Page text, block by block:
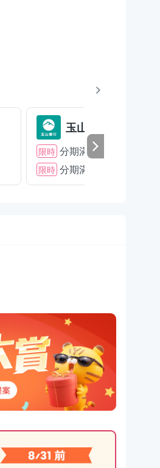
玉山銀行
限時 分期滿2萬．送1500
限時 分期滿3萬．送2000